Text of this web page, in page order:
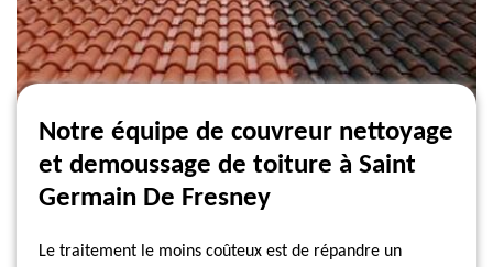
Notre équipe de couvreur nettoyage
et demoussage de toiture à Saint
Germain De Fresney
Le traitement le moins coûteux est de répandre un